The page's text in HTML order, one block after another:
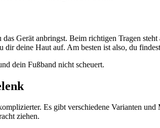
Gerät anbringst. Beim richtigen Tragen steht
deine Haut auf. Am besten ist also, du
dein Fußband nicht scheuert.
Es gibt verschiedene Varianten
ziehen.